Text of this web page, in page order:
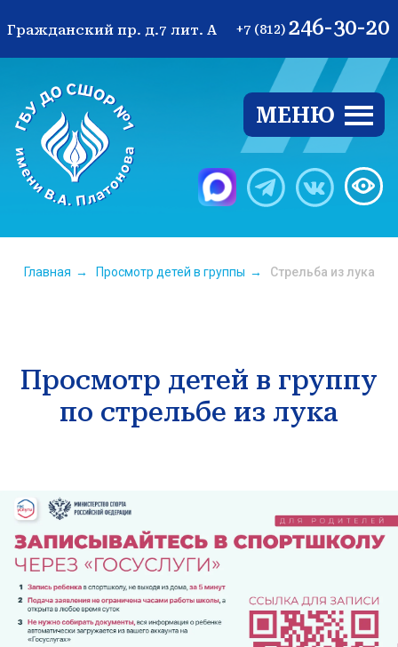
Гражданский пр. д.7 лит. А
Главная → Просмотр детей в группы → Стрельба из лука
Просмотр детей в группу
по стрельбе из лука